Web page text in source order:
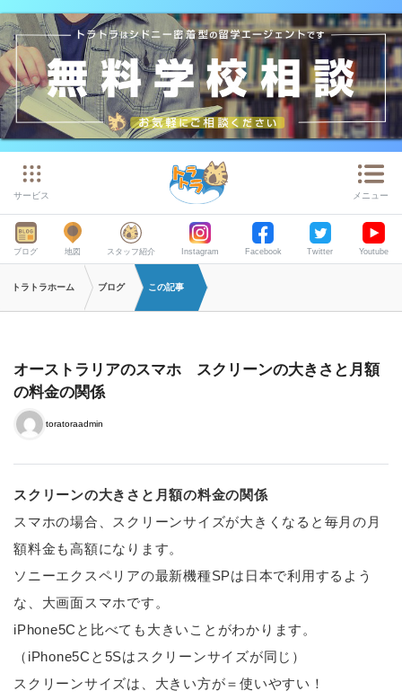
サービス メニュー
ブログ 地図 スタッフ紹介 Instagram Facebook Twitter Youtube
トラトラホーム ブログ この記事
オーストラリアのスマホ スクリーンの大きさと月額
の料金の関係
toratoraadmin
スクリーンの大きさと月額の料金の関係
スマホの場合、スクリーンサイズが大きくなると毎月の月
額料金も高額になります。
ソニーエクスペリアの最新機種SPは日本で利用するよう
な、大画面スマホです。
iPhone5Cと比べても大きいことがわかります。
（iPhone5Cと5Sはスクリーンサイズが同じ）
スクリーンサイズは、大きい方が＝使いやすい！